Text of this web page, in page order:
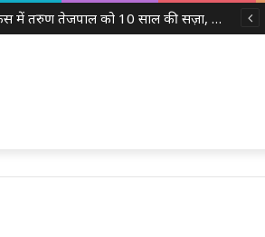
2013 रेप केस में तरुण तेजपाल को 10 साल की सज़ा, बॉम्बे हाई कोर्ट ने लगाया 10 लाख रुपये का जुर्माना